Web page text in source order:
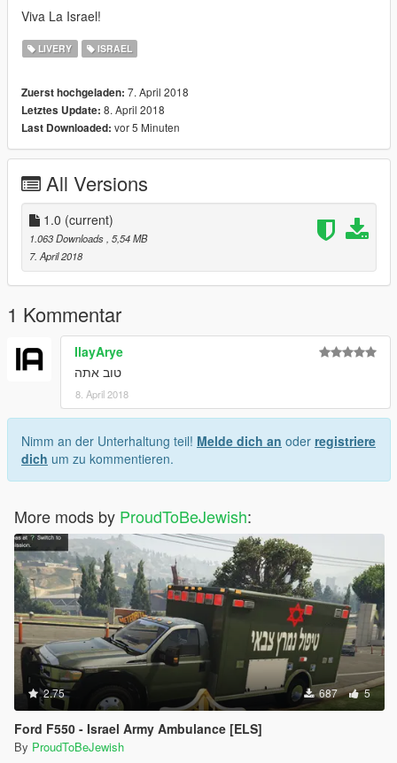
Viva La Israel!
LIVERY ISRAEL
Zuerst hochgeladen: 7. April 2018
Letztes Update: 8. April 2018
Last Downloaded: vor 5 Minuten
All Versions
1.0 (current)
1.063 Downloads , 5,54 MB
7. April 2018
1 Kommentar
IlayArye
טוב אתה
8. April 2018
Nimm an der Unterhaltung teil! Melde dich an oder registriere
dich um zu kommentieren.
More mods by ProudToBeJewish:
2.75 687 5
Ford F550 - Israel Army Ambulance [ELS]
By ProudToBeJewish